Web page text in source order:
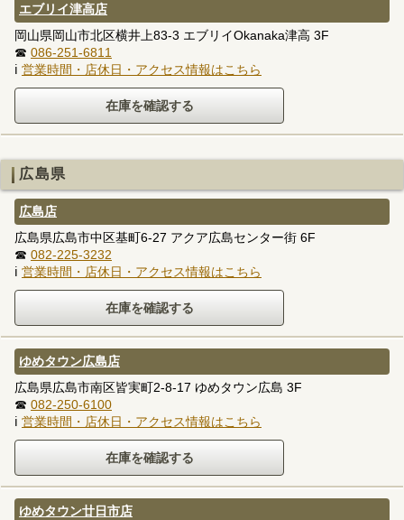
エブリイ津高店
岡山県岡山市北区横井上83-3 エブリイOkanaka津高 3F
☎ 086-251-6811
ℹ 営業時間・店休日・アクセス情報はこちら
広島県
広島店
広島県広島市中区基町6-27 アクア広島センター街 6F
☎ 082-225-3232
ℹ 営業時間・店休日・アクセス情報はこちら
ゆめタウン広島店
広島県広島市南区皆実町2-8-17 ゆめタウン広島 3F
☎ 082-250-6100
ℹ 営業時間・店休日・アクセス情報はこちら
ゆめタウン廿日市店